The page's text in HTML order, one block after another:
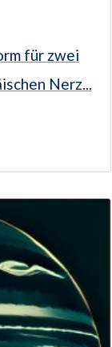
für zwei
Nerz...